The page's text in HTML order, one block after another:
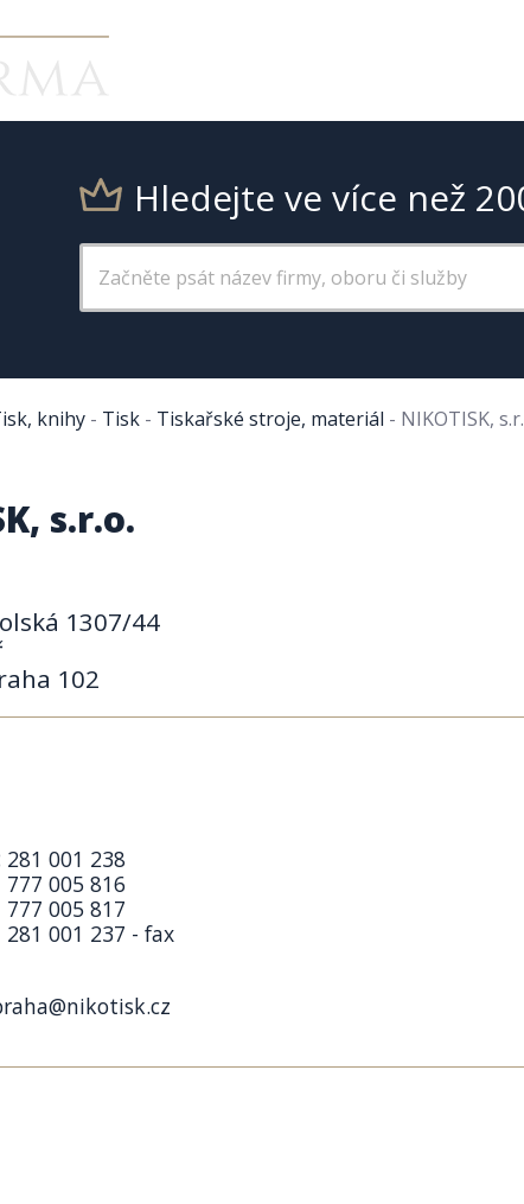
Hledejte ve více než
knihy - Tisk - Tiskařské stroje, materiál - NIKOTISK,
s.r.o.
1307/44
102
281 001 238
777 005 816
777 005 817
281 001 237 - fax